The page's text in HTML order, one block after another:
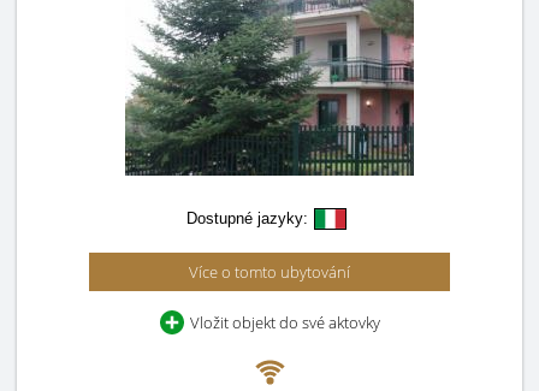
Dostupné jazyky:
Více o tomto ubytování
Vložit objekt do své aktovky